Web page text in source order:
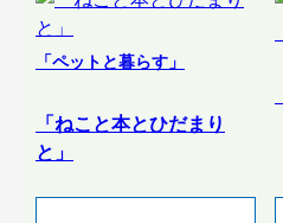
「ペットと暮らす」
「ねこと本とひだまり
と」